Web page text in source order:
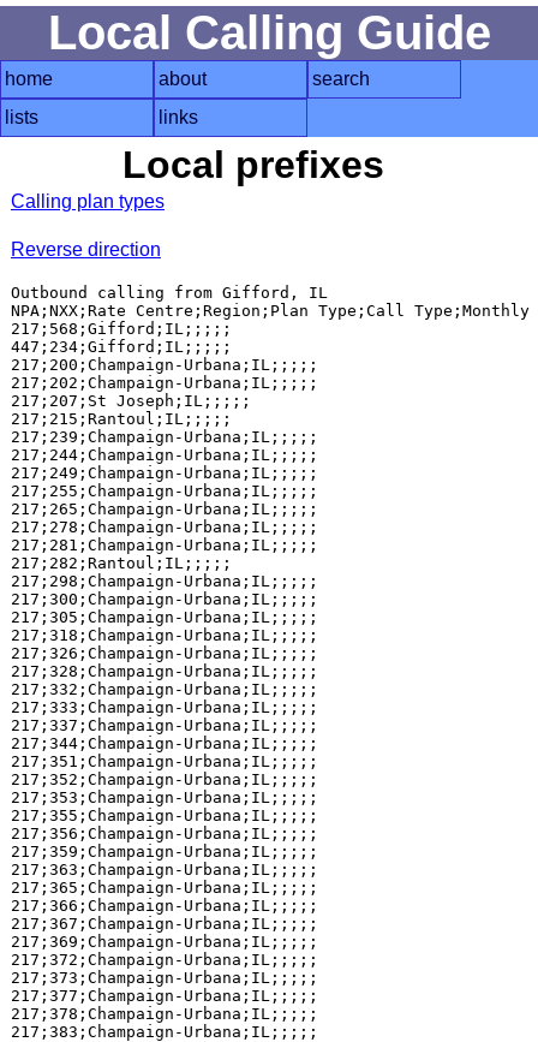
Local Calling Guide
home about
search
lists
links
Local prefixes
Calling plan types
Reverse direction
Outbound calling from Gifford, IL
NPA;NXX;Rate Centre;Region;Plan Type;Call
217;568;Gifford;IL;;;;;
447;234;Gifford;IL;;;;;
217;200;Champaign-Urbana;IL;;;;;
217;202;Champaign-Urbana;IL;;;;;
217;207;St Joseph;IL;;;;;
217;215;Rantoul;IL;;;;;
217;239;Champaign-Urbana;IL;;;;;
217;244;Champaign-Urbana;IL;;;;;
217;249;Champaign-Urbana;IL;;;;;
217;255;Champaign-Urbana;IL;;;;;
217;265;Champaign-Urbana;IL;;;;;
217;278;Champaign-Urbana;IL;;;;;
217;281;Champaign-Urbana;IL;;;;;
217;282;Rantoul;IL;;;;;
217;298;Champaign-Urbana;IL;;;;;
217;300;Champaign-Urbana;IL;;;;;
217;305;Champaign-Urbana;IL;;;;;
217;318;Champaign-Urbana;IL;;;;;
217;326;Champaign-Urbana;IL;;;;;
217;328;Champaign-Urbana;IL;;;;;
217;332;Champaign-Urbana;IL;;;;;
217;333;Champaign-Urbana;IL;;;;;
217;337;Champaign-Urbana;IL;;;;;
217;344;Champaign-Urbana;IL;;;;;
217;351;Champaign-Urbana;IL;;;;;
217;352;Champaign-Urbana;IL;;;;;
217;353;Champaign-Urbana;IL;;;;;
217;355;Champaign-Urbana;IL;;;;;
217;356;Champaign-Urbana;IL;;;;;
217;359;Champaign-Urbana;IL;;;;;
217;363;Champaign-Urbana;IL;;;;;
217;365;Champaign-Urbana;IL;;;;;
217;366;Champaign-Urbana;IL;;;;;
217;367;Champaign-Urbana;IL;;;;;
217;369;Champaign-Urbana;IL;;;;;
217;372;Champaign-Urbana;IL;;;;;
217;373;Champaign-Urbana;IL;;;;;
217;377;Champaign-Urbana;IL;;;;;
217;378;Champaign-Urbana;IL;;;;;
217;383;Champaign-Urbana;IL;;;;;